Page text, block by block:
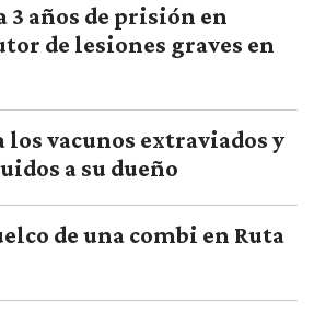
3 años de prisión en
de lesiones graves en
los vacunos extraviados y
a su dueño
de una combi en Ruta